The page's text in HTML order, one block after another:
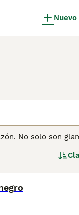
No solo son
los ojos
de gato.